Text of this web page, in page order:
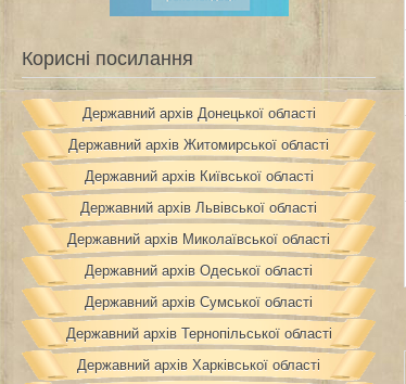
Корисні посилання
Державний архів Донецької області
Державний архів Житомирської області
Державний архів Київської області
Державний архів Львівської області
Державний архів Миколаївської області
Державний архів Одеської області
Державний архів Сумської області
Державний архів Тернопільської області
Державний архів Харківської області